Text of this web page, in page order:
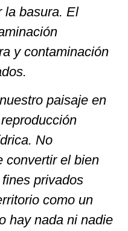
la basura. El
y contaminación
paisaje en
No
convertir el bien
privados
como un
hay nada ni nadie